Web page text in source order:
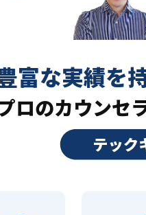
富な実績を
ロのカウンセ